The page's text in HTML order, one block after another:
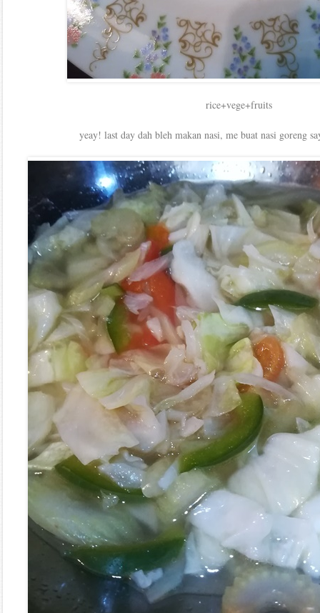
rice+vege+fruits
yeay! last day dah bleh makan nasi, me buat nasi goreng